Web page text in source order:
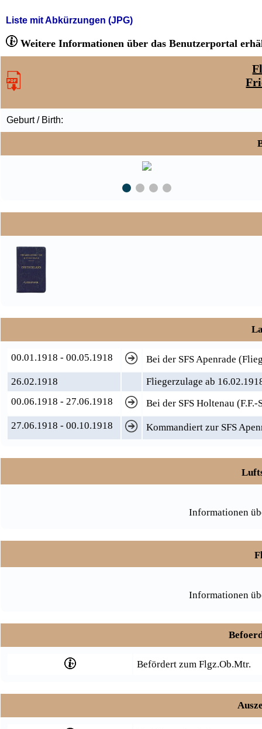
Liste mit Abkürzungen (JPG)
Weitere Informationen über das Benutzerportal
Geburt / Birth:
00.01.1918 - 00.05.1918
Bei der SFS Apenrade
26.02.1918
Fliegerzulage ab
00.06.1918 - 27.06.1918
Bei der SFS Holtenau (F.F.-
27.06.1918 - 00.10.1918
Kommandiert zur SFS
Informationen
Informationen
Befördert zum Flgz.Ob.Mtr.